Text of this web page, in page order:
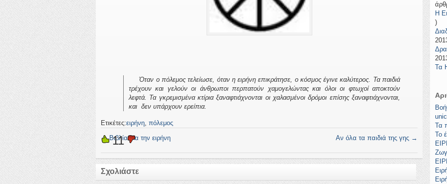
Όταν ο πόλεμος τελείωσε, όταν η ειρήνη επικράτησε, ο κόσμος έγινε καλύτερος. Τα παιδιά
τρέχουν και γελούν οι άνθρωποι περπατούν χαμογελώντας και όλοι οι φτωχοί αποκτούν
λεφτά. Τα γκρεμισμένα κτίρια ξαναφτιάχνονται οι χαλασμένοι δρόμοι επίσης ξαναφτιάχνονται,
και δεν υπάρχουν ερείπια.
Ετικέτες:ειρήνη, πόλεμος
←Βιβλία για την ειρήνη Αν όλα τα παιδιά της γης →
11
Σχολιάστε
Η
)
Τα
Τα
Το